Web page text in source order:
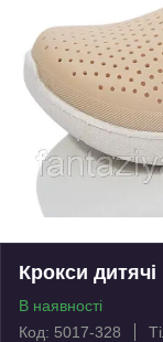
Крокси
В наявності
Код: 5017-328